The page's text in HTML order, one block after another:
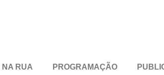
NA RUA PROGRAMAÇÃO